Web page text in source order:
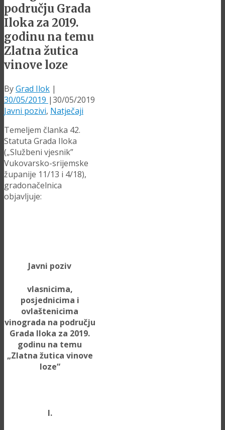
području Grada
Iloka za 2019.
godinu na temu
Zlatna žutica
vinove loze
ByGrad Ilok |
30/05/2019 |30/05/2019
Javni pozivi, Natječaji
Temeljem članka 42.
Statuta Grada Iloka
(„Službeni vjesnik”
Vukovarsko-srijemske
županije 11/13 i 4/18),
gradonačelnica
objavljuje:
Javni poziv
vlasnicima,
posjednicima i
ovlaštenicima
vinograda na području
Grada Iloka za 2019.
godinu na temu
„Zlatna žutica vinove
loze“
I.